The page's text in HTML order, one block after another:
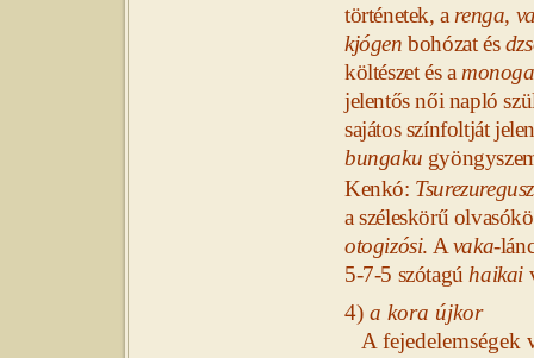
történetek, a renga,
kjógen bohózat és
költészet és a
jelentős női napló
sajátos színfoltját
bungaku
Kenkó:
a széleskörű
otogizósi. A vaka-
5-7-5 szótagú haikai
4) a kora újkor
A fejedelemségek